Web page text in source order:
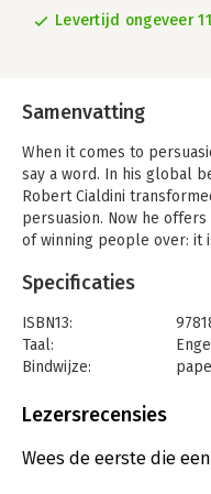
Levertijd ongeveer
Samenvatting
When it comes to
say a word. In his global
Robert Cialdini
persuasion. Now he
of winning people over: it
speak. This is the world
unimportant details of
even before they are
you can master. If you
cause, promote a
and packed with
Specificaties
ISBN13:
Taal:
Bindwijze:
Uitgever:
Lezersrecensies
Wees de eerste die